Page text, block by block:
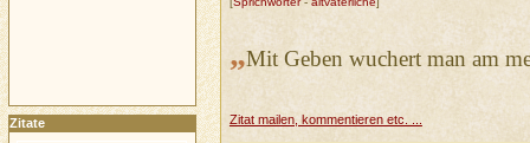
„Mit Geben wuchert man am
Zitat mailen, kommentieren etc. ...
Zitate